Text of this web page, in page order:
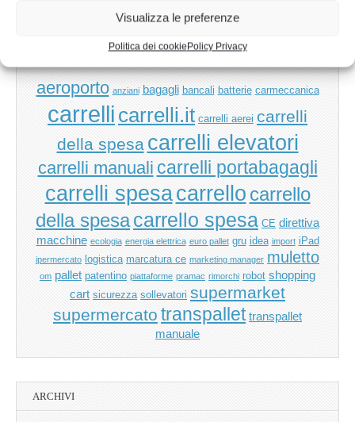
Visualizza le preferenze
Politica dei cookiePolicy Privacy
aeroporto anziani bagagli bancali batterie carmeccanica
carrelli carrelli.it carrelli aerei carrelli
della spesa carrelli elevatori
carrelli manuali carrelli portabagagli
carrelli spesacarrello carrello
della spesacarrello spesa CE direttiva
macchine ecologia energia elettrica euro pallet gru idea import iPad
ipermercato logistica marcatura ce marketing manager muletto
om pallet patentino piattaforme pramac rimorchi robot shopping
cart sicurezza sollevatori supermarket
supermercato transpallet transpallet
manuale
ARCHIVI